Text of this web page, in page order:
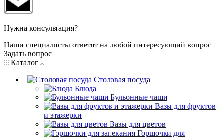
Нужна консультация?
Наши специалисты ответят на любой интересующий вопрос
Задать вопрос
Каталог
Столовая посуда
Блюда
Бульонные чаши
Вазы для фруктов
и этажерки
Вазы для цветов
Горшочки для